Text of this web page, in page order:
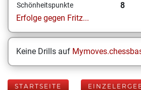
Schönheitspunkte
8
Erfolge gegen Fritz...
Keine Drills auf
STARTSEITE